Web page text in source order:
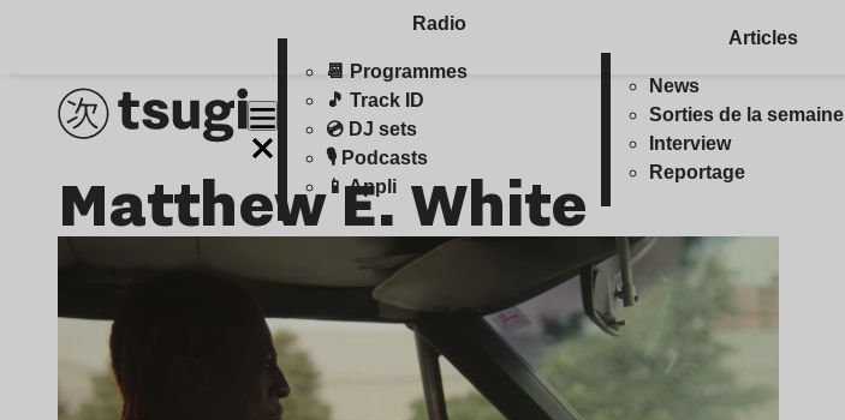
Radio
📆 Programmes
🎵 Track ID
💿 DJ sets
🎙️ Podcasts
📱 Appli
Articles
News
Sorties de la semaine
Interview
Reportage
Matthew E. White